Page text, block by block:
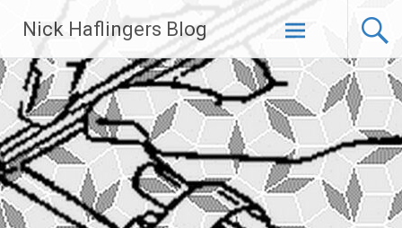
Inhalt
springen
Nick Haflingers Blog